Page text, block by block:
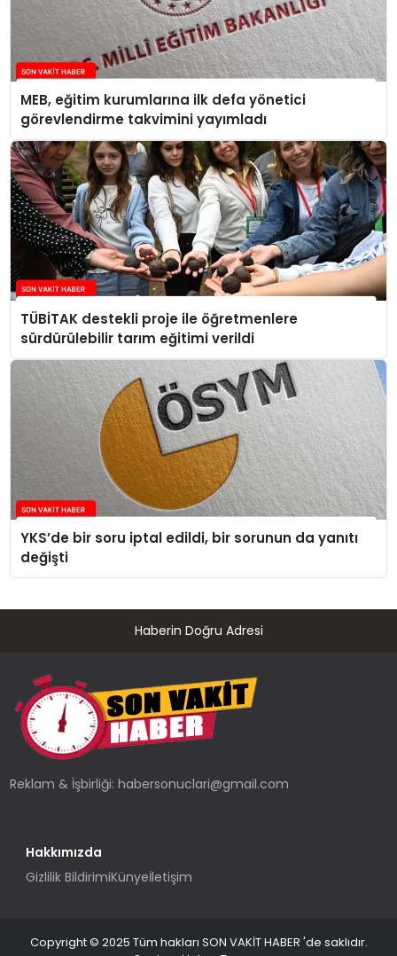
MEB, eğitim kurumlarına ilk defa yönetici
görevlendirme takvimini yayımladı
TÜBİTAK destekli proje ile öğretmenlere
sürdürülebilir tarım eğitimi verildi
YKS’de bir soru iptal edildi, bir sorunun da yanıtı
değişti
Haberin Doğru Adresi
Reklam & İşbirliği:habersonuclari@gmail.com
Hakkımızda
Gizlilik BildirimiKünyeİletişim
Copyright © 2025 Tüm hakları SON VAKİT HABER 'de saklıdır.